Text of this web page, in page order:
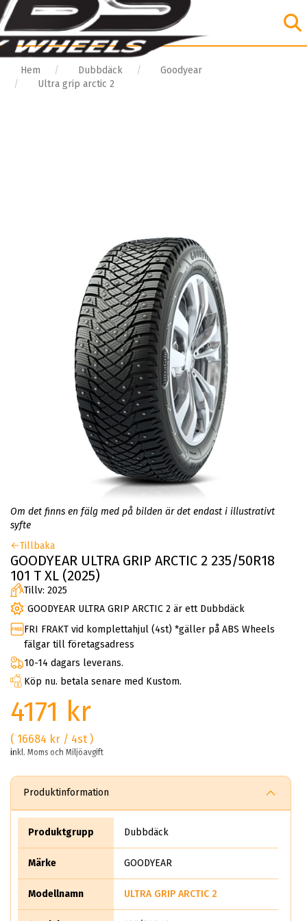
Hem Dubbdäck
Goodyear
Ultra grip arctic 2
Om det finns en fälg med på bilden är det endast i illustrativt
syfte
Tillbaka
GOODYEAR ULTRA GRIP ARCTIC 2 235/50R18
101 T XL (2025)
Tillv: 2025
GOODYEAR ULTRA GRIP ARCTIC 2 är ett Dubbdäck
FRI FRAKT vid komplettahjul (4st) *gäller på ABS Wheels
fälgar till företagsadress
10-14 dagars leverans.
Köp nu. betala senare med Kustom.
4171 kr
( 16684 kr / 4st )
inkl. Moms och Miljöavgift
Produktinformation
Produktgrupp Dubbdäck
Märke GOODYEAR
Modellnamn ULTRA GRIP ARCTIC 2